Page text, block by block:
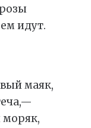
идут.
маяк,
моряк,